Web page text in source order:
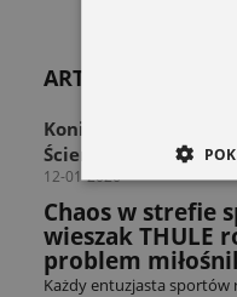
ARTYKUŁY
Koniec z zagraconą
Ścienny THULE Wall
12-01-2026
Chaos w strefie
wieszak THULE
problem
Każdy entuzjasta